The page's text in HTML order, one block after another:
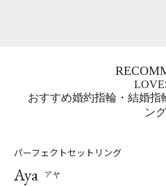
くりを心がけております。おふ
一緒に解決していきたいです。
180種類以上のオリジナルデザイ
介ペー ジにてお楽しみください。
ブライダルリングは全て永久保
１本を末 永く大切に身に着けて
気軽にフリーダイヤルからお問合
おすすめ婚約指輪・結婚指
ング
パーフェクトセットリング
Aya アヤ